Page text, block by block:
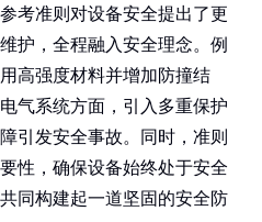
考准则对设备安全提出了更
护，全程融入安全理念。例
高强度材料并增加防撞结
气系统方面，引入多重保护
引发安全事故。同时，准则
性，确保设备始终处于安全
同构建起一道坚固的安全防